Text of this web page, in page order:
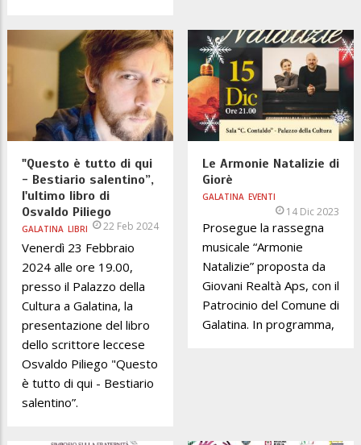
"Questo è tutto di qui
- Bestiario salentino”,
l'ultimo libro di
Osvaldo Piliego
GALATINA LIBRI 22 Feb 2024
Venerdì 23 Febbraio
2024 alle ore 19.00,
presso il Palazzo della
Cultura a Galatina, la
presentazione del libro
dello scrittore leccese
Osvaldo Piliego "Questo
è tutto di qui - Bestiario
salentino”.
Le Armonie Natalizie di
Giorè
GALATINA EVENTI
14 Dic 2023
Prosegue la rassegna
musicale “Armonie
Natalizie” proposta da
Giovani Realtà Aps, con il
Patrocinio del Comune di
Galatina. In programma,